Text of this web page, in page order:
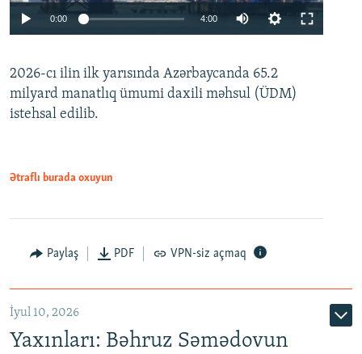
Auto 240p 360p 480p
0:00 4:00
360p
480p
2026-cı ilin ilk yarısında Azərbaycanda 65.2
milyard manatlıq ümumi daxili məhsul (ÜDM)
istehsal edilib.
Ətraflı burada oxuyun
Paylaş PDF VPN-siz açmaq
İyul 10, 2026
Yaxınları: Bəhruz Səmədovun